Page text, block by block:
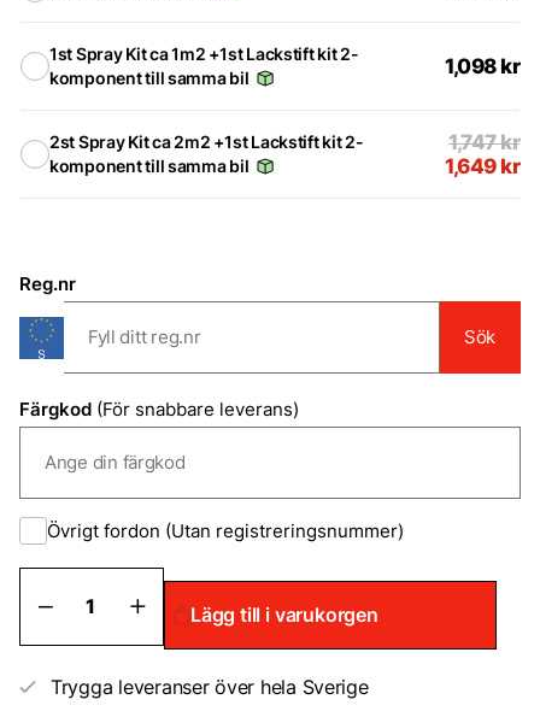
1st Spray Kit ca 1m2 +1st Lackstift kit 2-
komponent till samma bil
1,098 kr
2st Spray Kit ca 2m2 +1st Lackstift kit 2-
komponent till samma bil
1,747kr
1,649 kr
Reg.nr
Sök
Färgkod (För snabbare leverans)
Övrigt fordon (Utan registreringsnummer)
Alfa
Romeo
Bättringsfärg
Sprayfärg
mängd
Lägg till i varukorgen
Trygga leveranser över hela Sverige